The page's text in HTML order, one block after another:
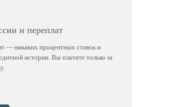
и переплат
— никаких процентных ставок и
истории. Вы платите только за